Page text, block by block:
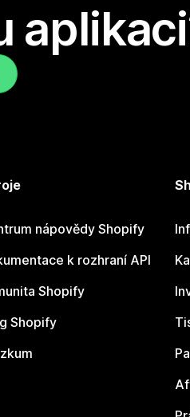
nápovědy Shopify
k rozhraní API
Shopify
Shopify